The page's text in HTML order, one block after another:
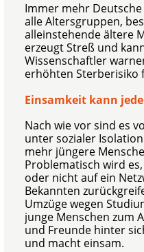
Immer mehr
alle Altersgruppen,
alleinstehende ältere
erzeugt Streß und
Wissenschaftler
erhöhten Sterberisiko
Einsamkeit kann
Nach wie vor sind es
unter sozialer
mehr jüngere
Problematisch wird
oder nicht auf ein
Bekannten
Umzüge wegen
junge Menschen zum
und Freunde hinter
und macht einsam.